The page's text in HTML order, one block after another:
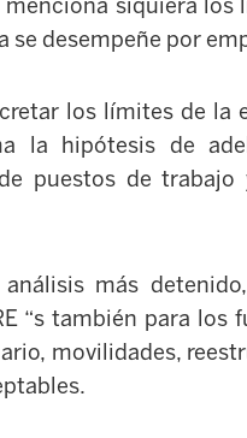
menciona siquiera
se desempeñe por
los límites de la
la hipótesis de
puestos de
más
“s también para los
movilidades,